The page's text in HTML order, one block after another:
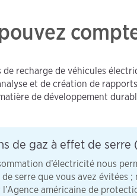
de recharge de véhicules
et de création de
de développement
de gaz à effet de serre
d’électricité nous
serre que vous avez évitées
l’Agence américaine de